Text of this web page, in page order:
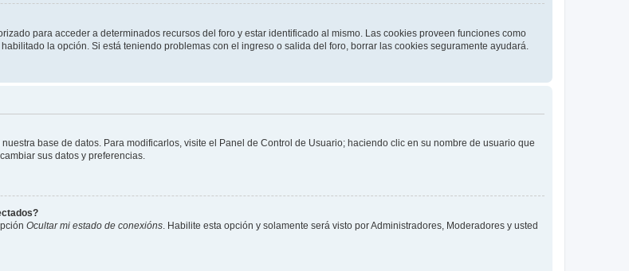
para acceder a determinados recursos del foro y estar identificado al mismo. Las cookies proveen funciones como
la opción. Si está teniendo problemas con el ingreso o salida del foro, borrar las cookies seguramente ayudará.
base de datos. Para modificarlos, visite el Panel de Control de Usuario; haciendo clic en su nombre de usuario que
sus datos y preferencias.
Ocultar mi estado de conexións. Habilite esta opción y solamente será visto por Administradores, Moderadores y usted